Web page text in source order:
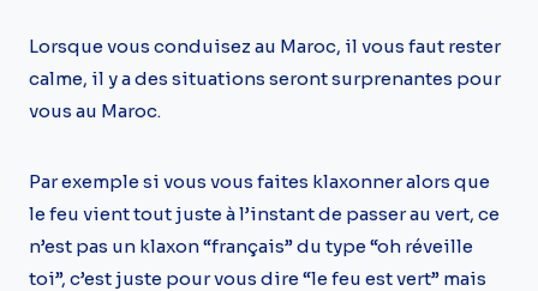
Lorsque vous conduisez au Maroc, il vous faut rester
calme, il y a des situations seront surprenantes pour
vous au Maroc.
Par exemple si vous vous faites klaxonner alors que
le feu vient tout juste à l’instant de passer au vert, ce
n’est pas un klaxon “français” du type “oh réveille
toi”, c’est juste pour vous dire “le feu est vert” mais